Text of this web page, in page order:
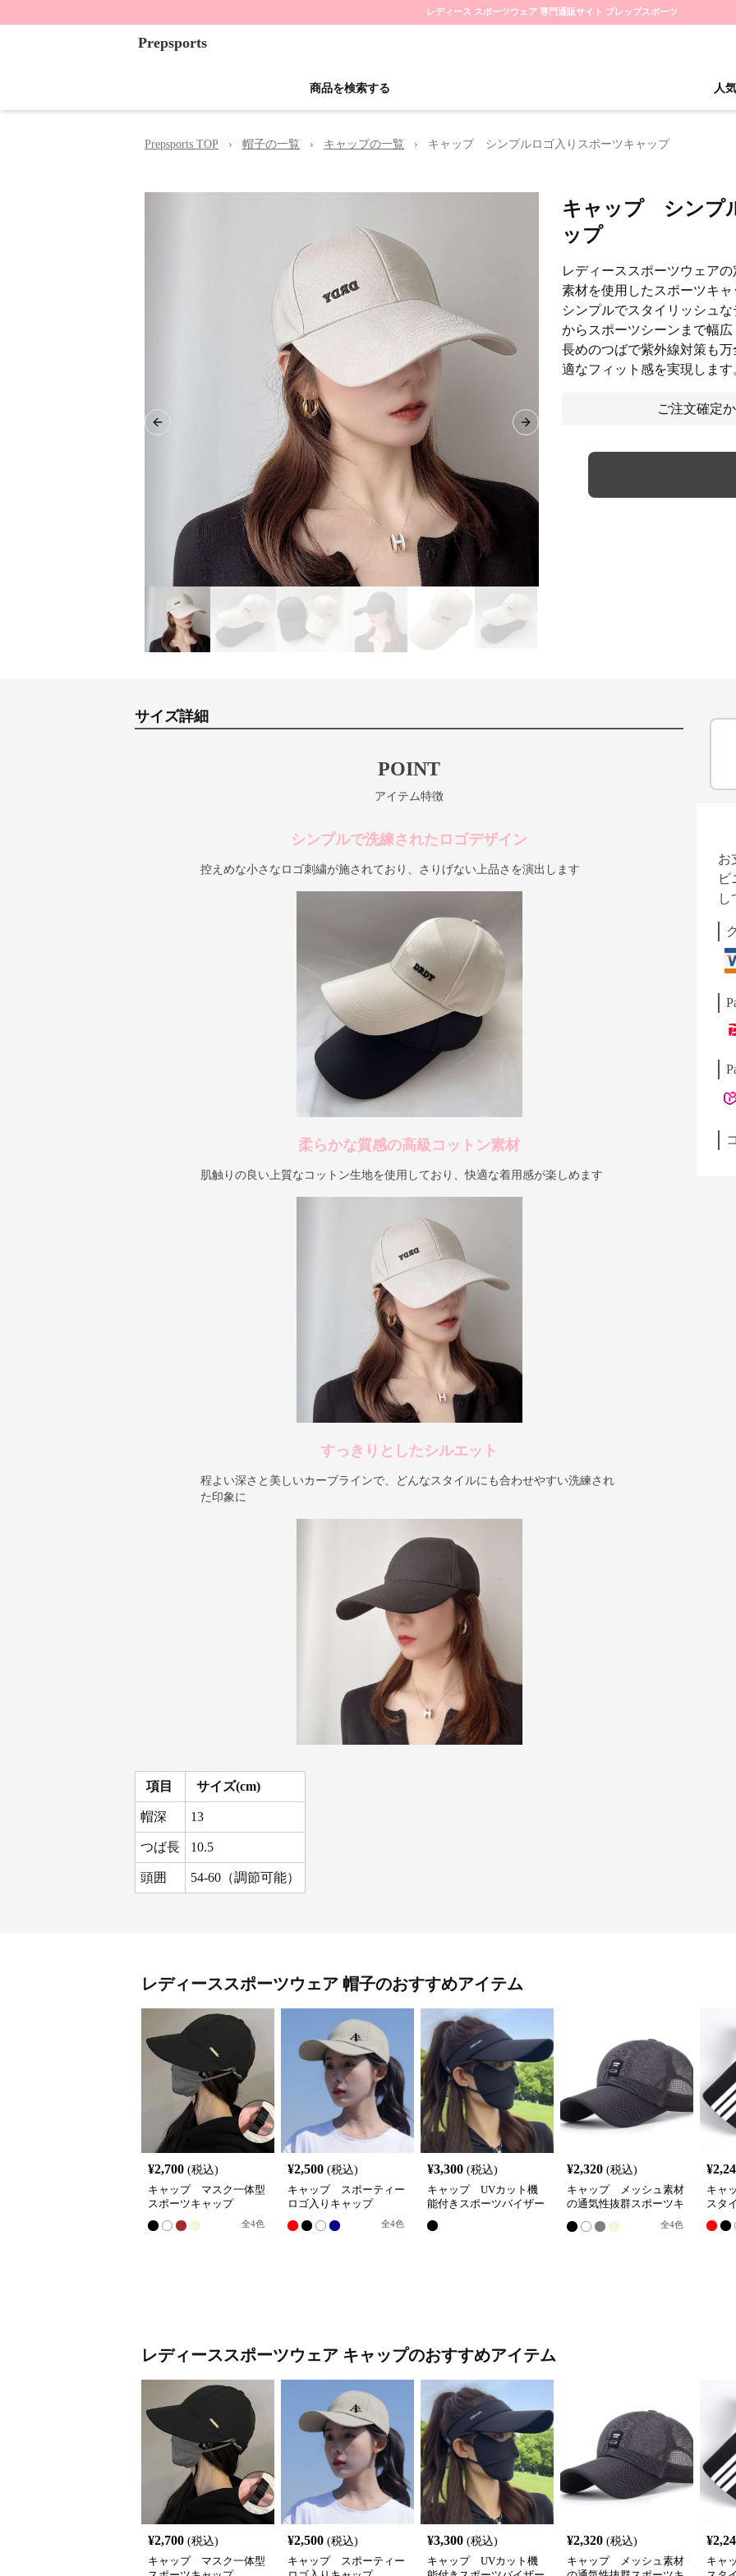
レディース スポーツウェア 専門通販サイト プレップスポーツ
Prepsports
商品を検索する 人
Prepsports TOP › 帽子の一覧 › キャップの一覧 › キャップ シンプルロゴ入りスポーツキャップ
Previous slide Next slide
キャップ シンプ
ップ
レディーススポーツウェア
素材を使用したスポーツキャ
シンプルでスタイリッシュ
からスポーツシーンまで幅広
長めのつばで紫外線対策も
適なフィット感を実現します
ご注文確定
サイズ詳細
POINT
アイテム特徴
シンプルで洗練されたロゴデザイン
控えめな小さなロゴ刺繍が施されており、さりげない上品さを演出します
柔らかな質感の高級コットン素材
肌触りの良い上質なコットン生地を使用しており、快適な着用感が楽しめます
すっきりとしたシルエット
程よい深さと美しいカーブラインで、どんなスタイルにも合わせやすい洗練され
た印象に
項目 サイズ(cm)
帽深 13
つば長 10.5
頭囲 54-60（調節可能）
お
ビ
し
レディーススポーツウェア 帽子のおすすめアイテム
¥2,700 (税込)
キャップ マスク一体型
スポーツキャップ
全4色
¥2,500 (税込)
キャップ スポーティー
ロゴ入りキャップ
全4色
¥3,300 (税込)
キャップ UVカット機
能付きスポーツバイザー
¥2,320 (税込)
キャップ メッシュ素材
の通気性抜群スポーツキ
全4色
¥
キャ
スタ
レディーススポーツウェア キャップのおすすめアイテム
¥2,700 (税込)
キャップ マスク一体型
¥2,500 (税込)
キャップ スポーティー
¥3,300 (税込)
キャップ UVカット機
¥2,320 (税込)
キャップ メッシュ素材
¥
キャ